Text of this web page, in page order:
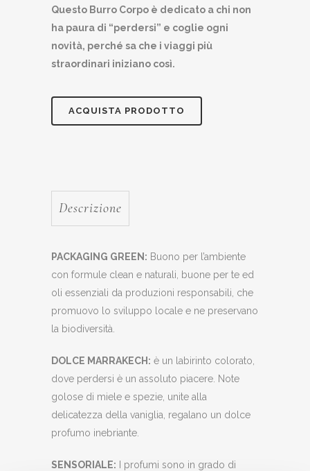
Questo Burro Corpo è dedicato a chi non
ha paura di “perdersi” e coglie ogni
novità, perché sa che i viaggi più
straordinari iniziano così.
ACQUISTA PRODOTTO
Descrizione
PACKAGING GREEN: Buono per l’ambiente
con formule clean e naturali, buone per te ed
oli essenziali da produzioni responsabili, che
promuovo lo sviluppo locale e ne preservano
la biodiversità.
DOLCE MARRAKECH: è un labirinto colorato,
dove perdersi è un assoluto piacere. Note
golose di miele e spezie, unite alla
delicatezza della vaniglia, regalano un dolce
profumo inebriante.
SENSORIALE: I profumi sono in grado di